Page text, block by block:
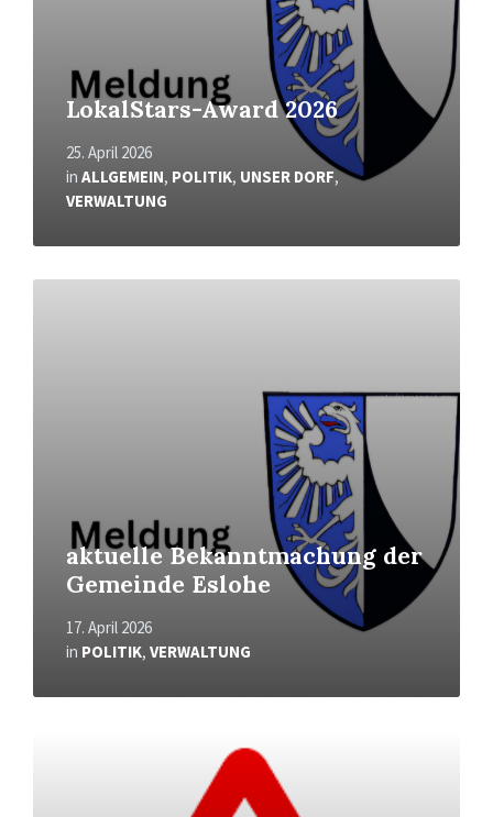
LokalStars-Award 2026
25. April 2026
in ALLGEMEIN, POLITIK, UNSER DORF,
VERWALTUNG
aktuelle Bekanntmachung der
Gemeinde Eslohe
17. April 2026
in POLITIK, VERWALTUNG
Mehr